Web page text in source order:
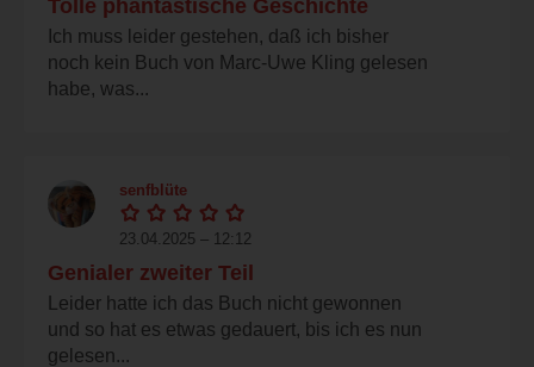
Tolle phantastische Geschichte
Ich muss leider gestehen, daß ich bisher
noch kein Buch von Marc-Uwe Kling gelesen
habe, was...
senfblüte
23.04.2025 – 12:12
Genialer zweiter Teil
Leider hatte ich das Buch nicht gewonnen
und so hat es etwas gedauert, bis ich es nun
gelesen...